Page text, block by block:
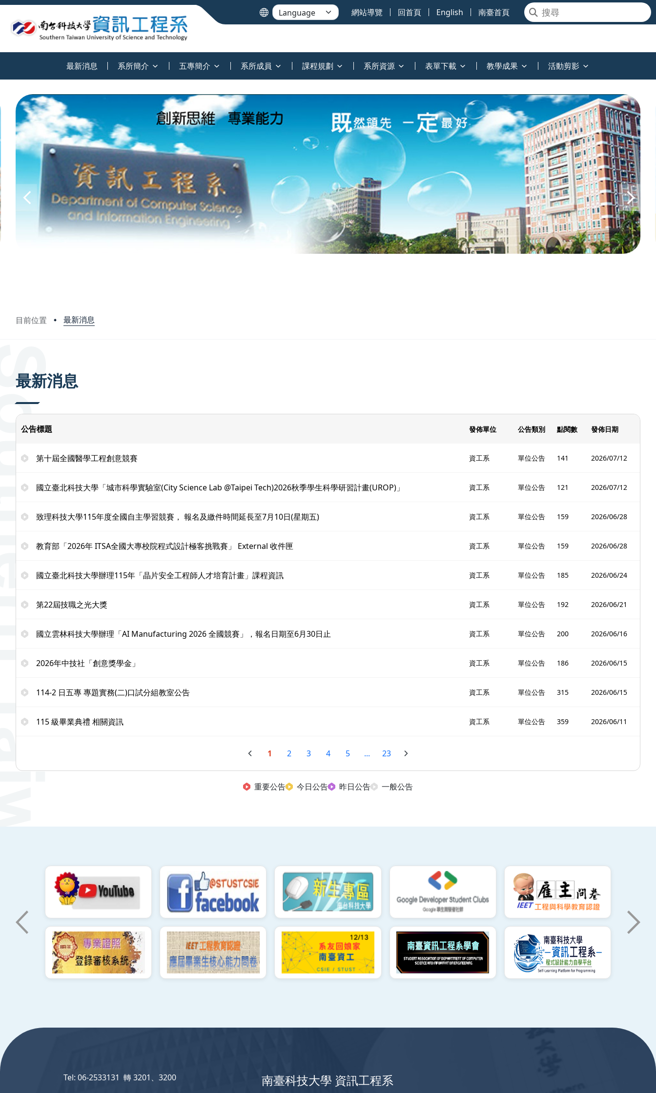
網站導覽 回首頁 English 南臺首頁
最新消息 系所簡介 五專簡介 系所成員 課程規劃 系所資源 表單下載 教學成果 活動剪影
目前位置 最新消息
最新消息
公告標題 發佈單位 公告類別 點閱數 發佈日期
第十屆全國醫學工程創意競賽 資工系 單位公告 141 2026/07/12
國立臺北科技大學「城市科學實驗室(City Science Lab @Taipei Tech)2026秋季學生科學研習計畫(UROP)」 資工系 單位公告 121 2026/07/12
致理科技大學115年度全國自主學習競賽， 報名及繳件時間延長至7月10日(星期五) 資工系 單位公告 159 2026/06/28
教育部「2026年 ITSA全國大專校院程式設計極客挑戰賽」 External 收件匣 資工系 單位公告 159 2026/06/28
國立臺北科技大學辦理115年「晶片安全工程師人才培育計畫」課程資訊 資工系 單位公告 185 2026/06/24
第22屆技職之光大獎 資工系 單位公告 192 2026/06/21
國立雲林科技大學辦理「AI Manufacturing 2026 全國競賽」，報名日期至6月30日止 資工系 單位公告 200 2026/06/16
2026年中技社「創意獎學金」 資工系 單位公告 186 2026/06/15
114-2 日五專 專題實務(二)口試分組教室公告 資工系 單位公告 315 2026/06/15
115 級畢業典禮 相關資訊 資工系 單位公告 359 2026/06/11
1 2 3 4 5 ... 23
重要公告 今日公告 昨日公告 一般公告
南臺科技大學 資訊工程系
Tel: 06-2533131 轉 3201、3200